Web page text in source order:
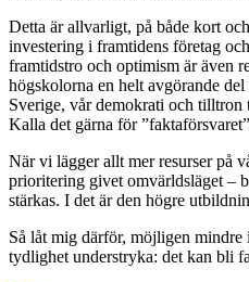
Detta är allvarligt, på både kort
investering i framtidens företag
framtidstro och optimism är även
högskolorna en helt avgörande
Sverige, vår demokrati och
Kalla det gärna för
När vi lägger allt mer resurser på
prioritering givet omvärldsläget –
stärkas. I det är den högre
Så låt mig därför, möjligen
tydlighet understryka: det kan bli